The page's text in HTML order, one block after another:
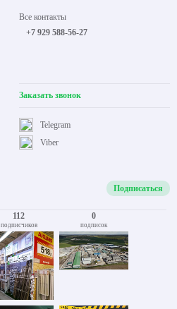
Все контакты
+7 929 588-56-27
Заказать звонок
Viber
Telegram
Подписаться
112
подписчиков
0
подписок